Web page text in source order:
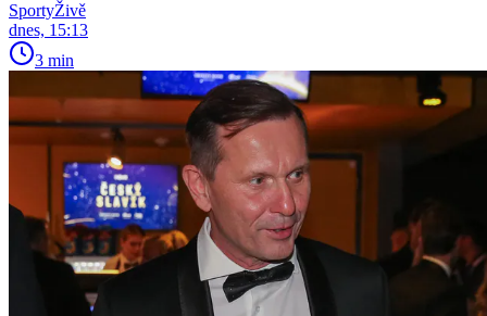
SportyŽivě
dnes, 15:13
3 min